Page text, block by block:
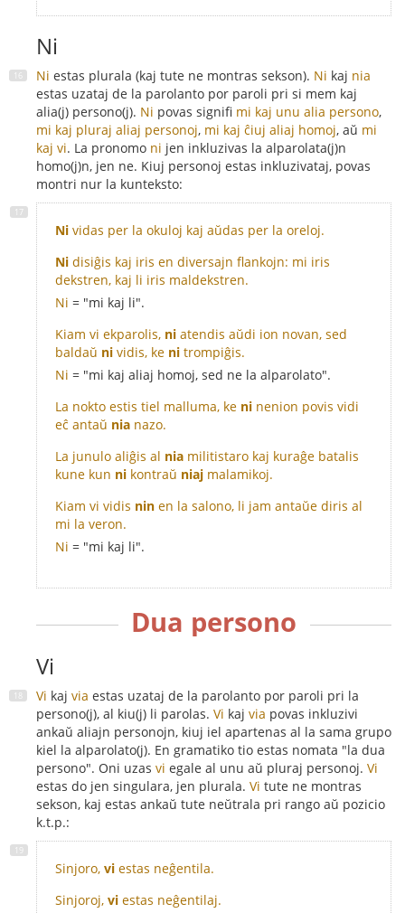
Ni
Ni estas plurala (kaj tute ne montras sekson). Ni kaj nia
estas uzataj de la parolanto por paroli pri si mem kaj
alia(j) persono(j). Ni povas signifi mi kaj unu alia persono,
mi kaj pluraj aliaj personoj, mi kaj ĉiuj aliaj homoj, aŭ mi
kaj vi. La pronomo ni jen inkluzivas la alparolata(j)n
homo(j)n, jen ne. Kiuj personoj estas inkluzivataj, povas
montri nur la kunteksto:
Ni vidas per la okuloj kaj aŭdas per la oreloj.
Ni disiĝis kaj iris en diversajn flankojn: mi iris
dekstren, kaj li iris maldekstren.
Ni = "mi kaj li".
Kiam vi ekparolis, ni atendis aŭdi ion novan, sed
baldaŭ ni vidis, ke ni trompiĝis.
Ni = "mi kaj aliaj homoj, sed ne la alparolato".
La nokto estis tiel malluma, ke ni nenion povis vidi
eĉ antaŭ nia nazo.
La junulo aliĝis al nia militistaro kaj kuraĝe batalis
kune kun ni kontraŭ niaj malamikoj.
Kiam vi vidis nin en la salono, li jam antaŭe diris al
mi la veron.
Ni = "mi kaj li".
Dua persono
Vi
Vi kaj via estas uzataj de la parolanto por paroli pri la
persono(j), al kiu(j) li parolas. Vi kaj via povas inkluzivi
ankaŭ aliajn personojn, kiuj iel apartenas al la sama grupo
kiel la alparolato(j). En gramatiko tio estas nomata "la dua
persono". Oni uzas vi egale al unu aŭ pluraj personoj. Vi
estas do jen singulara, jen plurala. Vi tute ne montras
sekson, kaj estas ankaŭ tute neŭtrala pri rango aŭ pozicio
k.t.p.:
Sinjoro, vi estas neĝentila.
Sinjoroj, vi estas neĝentilaj.